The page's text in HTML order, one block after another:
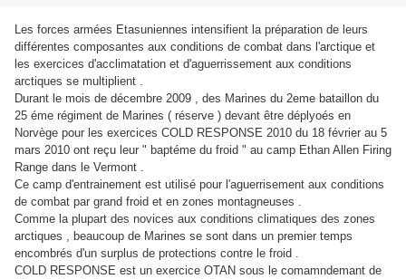
Les forces armées Etasuniennes intensifient la préparation de leurs
différentes composantes aux conditions de combat dans l'arctique et
les exercices d'acclimatation et d'aguerrissement aux conditions
arctiques se multiplient .
Durant le mois de décembre 2009 , des Marines du 2eme bataillon du
25 éme régiment de Marines ( réserve ) devant être déplyoés en
Norvège pour les exercices COLD RESPONSE 2010 du 18 février au 5
mars 2010 ont reçu leur " baptéme du froid " au camp Ethan Allen Firing
Range dans le Vermont .
Ce camp d'entrainement est utilisé pour l'aguerrisement aux conditions
de combat par grand froid et en zones montagneuses .
Comme la plupart des novices aux conditions climatiques des zones
arctiques , beaucoup de Marines se sont dans un premier temps
encombrés d'un surplus de protections contre le froid .
COLD RESPONSE est un exercice OTAN sous le comamndemant de